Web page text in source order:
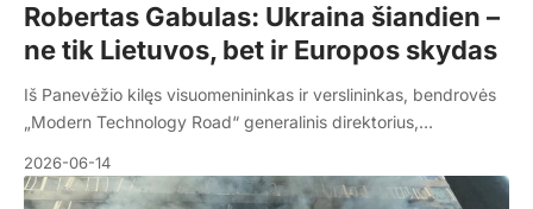
Robertas Gabulas: Ukraina šiandien –
ne tik Lietuvos, bet ir Europos skydas
Iš Panevėžio kilęs visuomenininkas ir verslininkas, bendrovės
„Modern Technology Road“ generalinis direktorius,…
2026-06-14